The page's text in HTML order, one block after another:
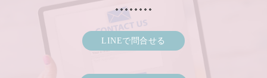
LINEで問合せる